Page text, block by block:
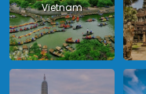
Vietnam